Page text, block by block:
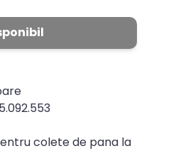
colete de pana la